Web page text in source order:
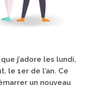
j’adore les lundi,
le 1er de l’an. Ce
un nouveau